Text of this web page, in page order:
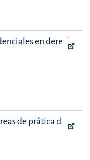
en derecho
de prática do